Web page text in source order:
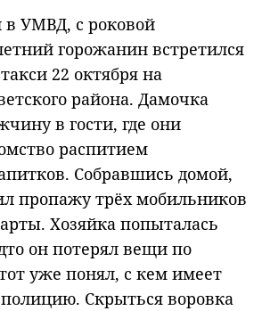
в УМВД, с роковой
горожанин встретился
22 октября на
района. Дамочка
в гости, где они
распитием
Собравшись домой,
пропажу трёх мобильников
Хозяйка попыталась
он потерял вещи по
уже понял, с кем имеет
Скрыться воровка